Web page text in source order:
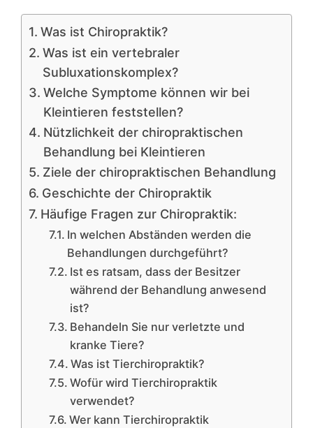
Was ist Chiropraktik?
Was ist ein vertebraler
Subluxationskomplex?
Welche Symptome können wir bei
Kleintieren feststellen?
Nützlichkeit der chiropraktischen
Behandlung bei Kleintieren
Ziele der chiropraktischen Behandlung
Geschichte der Chiropraktik
Häufige Fragen zur Chiropraktik:
In welchen Abständen werden die
Behandlungen durchgeführt?
Ist es ratsam, dass der Besitzer
während der Behandlung anwesend
ist?
Behandeln Sie nur verletzte und
kranke Tiere?
Was ist Tierchiropraktik?
Wofür wird Tierchiropraktik
verwendet?
Wer kann Tierchiropraktik